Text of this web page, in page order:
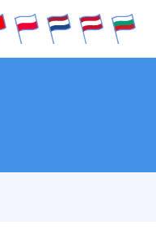
Bulgare
Deutsch(at)
Dutch
Polksi